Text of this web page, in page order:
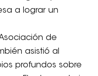
a lograr un
de
asistió al
profundos sobre